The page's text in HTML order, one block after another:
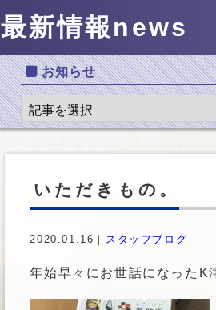
最新情報news
お知らせ
いただきもの。
2020.01.16｜ スタッフブログ
年始早々にお世話になったK